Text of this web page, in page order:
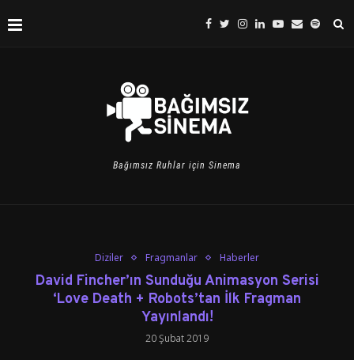
Bağımsız Ruhlar için Sinema
Diziler Fragmanlar Haberler
David Fincher’ın Sunduğu Animasyon Serisi
‘Love Death + Robots’tan İlk Fragman
Yayınlandı!
20 Şubat 2019